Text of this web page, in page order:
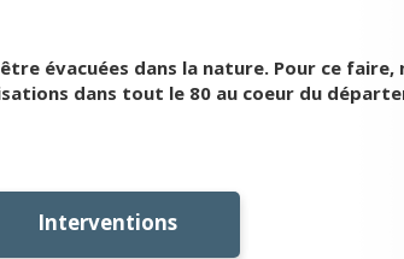
évacuées dans la nature. Pour ce faire,
dans tout le 80 au coeur du
Interventions